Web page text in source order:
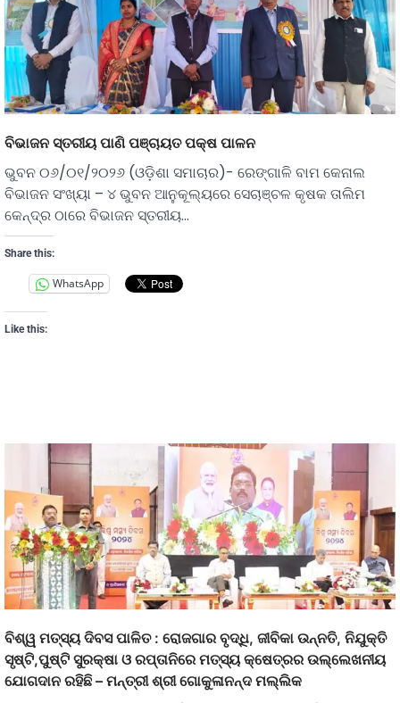
ବିଭାଜନ ସ୍ତରୀୟ ପାଣି ପଞ୍ଚାୟତ ପକ୍ଷ ପାଳନ
ଭୁବନ ୦୬/୦୧/୨୦୨୬ (ଓଡ଼ିଶା ସମାଚାର)- ରେଙ୍ଗାଳି ବାମ କେନାଲ
ବିଭାଜନ ସଂଖ୍ୟା – ୪ ଭୁବନ ଆନୁକୂଲ୍ୟରେ ସେଚାଞ୍ଚଳ କୃଷକ ତାଲିମ
କେନ୍ଦ୍ର ଠାରେ ବିଭାଜନ ସ୍ତରୀୟ…
Share this:
WhatsApp
Like this:
ବିଶ୍ୱ ମତ୍ସ୍ୟ ଦିବସ ପାଳିତ : ରୋଜଗାର ବୃଦ୍ଧି, ଜୀବିକା ଉନ୍ନତି, ନିଯୁକ୍ତି
ସୃଷ୍ଟି,ପୁଷ୍ଟି ସୁରକ୍ଷା ଓ ରପ୍ତାନିରେ ମତ୍ସ୍ୟ କ୍ଷେତ୍ରର ଉଲ୍ଲେଖନୀୟ
ଯୋଗଦାନ ରହିଛି – ମନ୍ତ୍ରୀ ଶ୍ରୀ ଗୋକୁଳାନନ୍ଦ ମଲ୍ଲିକ